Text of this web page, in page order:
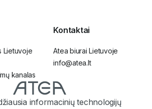
informacinių technologijų
Lietuvoje
kanalas
Kontaktai
Atea biurai Lietuvoje
info@atea.lt